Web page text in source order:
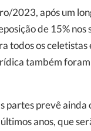
2023, após um
de 15%
todos os
também
partes prevê
últimos anos, que